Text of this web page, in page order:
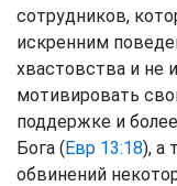
сотрудников,
искренним
хвастовства и не
мотивировать
поддержке и
Бога (Евр 13:18), а
обвинений